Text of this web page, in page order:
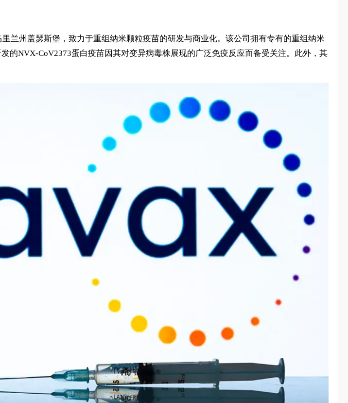
兰州盖瑟斯堡，致力于重组纳米颗粒疫苗的研发与商业化。该公司拥有专有的重组纳米
的NVX-CoV2373蛋白疫苗因其对变异病毒株展现的广泛免疫反应而备受关注。此外，其